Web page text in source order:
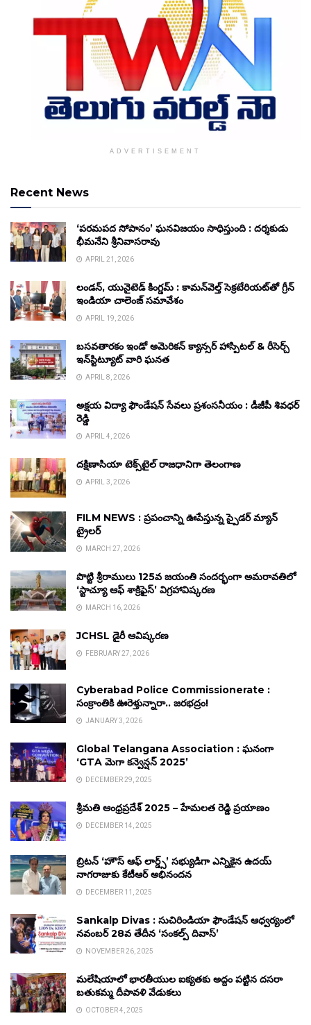
ADVERTISEMENT
Recent News
‘పరమపద సోపానం’ ఘనవిజయం సాధిస్తుంది : దర్శకుడు
భీమనేని శ్రీనివాసరావు
APRIL 21, 2026
లండన్, యునైటెడ్ కింగ్డమ్ : కామన్‌వెల్త్ సెక్రటేరియట్‌తో గ్రీన్
ఇండియా చాలెంజ్ సమావేశం
APRIL 19, 2026
బసవతారకం ఇండో అమెరికన్ క్యాన్సర్ హాస్పిటల్ & రీసెర్చ్
ఇన్‌స్టిట్యూట్ వారి ఘనత
APRIL 8, 2026
అక్షయ విద్యా ఫౌండేషన్ సేవలు ప్రశంసనీయం : డీజీపీ శివధర్
రెడ్డి
APRIL 4, 2026
దక్షిణాసియా టెక్స్‌టైల్ రాజధానిగా తెలంగాణ
APRIL 3, 2026
FILM NEWS : ప్రపంచాన్ని ఊపేస్తున్న స్పైడర్ మ్యాన్
ట్రైలర్
MARCH 27, 2026
పొట్టి శ్రీరాములు 125వ జయంతి సందర్భంగా అమరావతిలో
‘స్టాచ్యూ ఆఫ్ శాక్రిఫైస్’ విగ్రహావిష్కరణ
MARCH 16, 2026
JCHSL డైరీ ఆవిష్కరణ
FEBRUARY 27, 2026
Cyberabad Police Commissionerate :
సంక్రాంతికి ఊరెళ్తున్నారా.. జరభద్రం!
JANUARY 3, 2026
Global Telangana Association : ఘనంగా
‘GTA మెగా కన్వెన్షన్ 2025’
DECEMBER 29, 2025
శ్రీమతి ఆంధ్రప్రదేశ్ 2025 – హేమలత రెడ్డి ప్రయాణం
DECEMBER 14, 2025
బ్రిటన్ ‘హౌస్ ఆఫ్ లార్డ్స్’ సభ్యుడిగా ఎన్నికైన ఉదయ్
నాగరాజుకు కేటీఆర్ అభినందన
DECEMBER 11, 2025
Sankalp Divas : సుచిరిండియా ఫౌండేషన్ ఆధ్వర్యంలో
నవంబర్ 28వ తేదీన ‘సంకల్ప్ దివాస్’
NOVEMBER 26, 2025
మలేషియాలో భారతీయుల ఐక్యతకు అద్దం పట్టిన దసరా
బతుకమ్మ దీపావళి వేడుకలు
OCTOBER 4, 2025